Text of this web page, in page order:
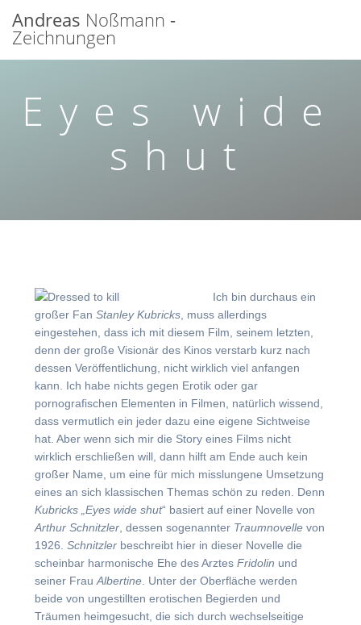
Andreas Noßmann -
Zeichnungen
Eyes wide
shut
Ich bin durchaus ein
großer Fan Stanley Kubricks , muss allerdings
eingestehen, dass ich mit diesem Film, seinem letzten,
denn der große Visionär des Kinos verstarb kurz nach
dessen Veröffentlichung, nicht wirklich viel anfangen
kann. Ich habe nichts gegen Erotik oder gar
pornografischen Elementen in Filmen, natürlich wissend,
dass vermutlich ein jeder dazu eine eigene Sichtweise
hat. Aber wenn sich mir die Story eines Films nicht
wirklich erschließen will, dann hilft am Ende auch kein
großer Name, um eine für mich misslungene Umsetzung
eines an sich klassischen Themas schön zu reden. Denn
Kubricks „Eyes wide shut“ basiert auf einer Novelle von
Arthur Schnitzler , dessen sogenannter Traumnovelle von
1926. Schnitzler beschreibt hier in dieser Novelle die
scheinbar harmonische Ehe des Arztes Fridolin und
seiner Frau Albertine . Unter der Oberfläche werden
beide von ungestillten erotischen Begierden und
Träumen heimgesucht, die sich durch wechselseitige